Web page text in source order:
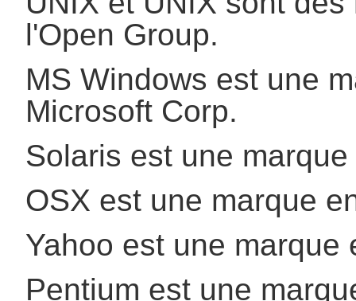
l'Open Group.
MS Windows est une
Microsoft Corp.
Solaris est une
OSX est une marque
Yahoo est une marque
Pentium est une